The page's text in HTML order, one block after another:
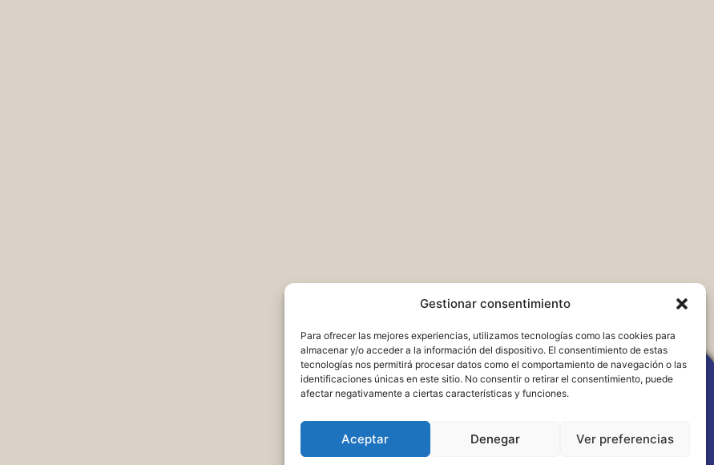
Gestionar consentimiento
Para ofrecer las mejores experiencias, utilizamos tecnologías como las cookies para
almacenar y/o acceder a la información del dispositivo. El consentimiento de estas
tecnologías nos permitirá procesar datos como el comportamiento de navegación o las
identificaciones únicas en este sitio. No consentir o retirar el consentimiento, puede
afectar negativamente a ciertas características y funciones.
Aceptar Denegar Ver preferencias